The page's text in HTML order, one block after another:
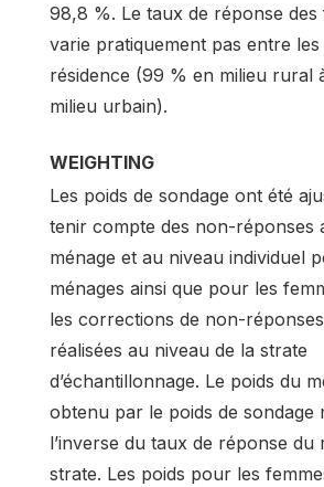
98,8 %. Le taux de réponse des
varie pratiquement pas entre les
résidence (99 % en milieu rural
milieu urbain).
WEIGHTING
Les poids de sondage ont été
tenir compte des non-réponses
ménage et au niveau individuel
ménages ainsi que pour les
les corrections de non-
réalisées au niveau de la strate
d’échantillonnage. Le poids du
obtenu par le poids de sondage
l’inverse du taux de réponse du
strate. Les poids pour les